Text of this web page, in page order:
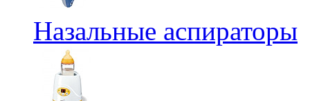
Назальные аспираторы